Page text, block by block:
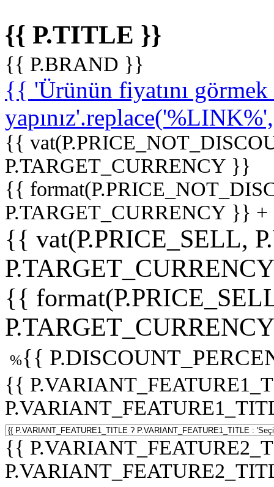
{{ P.TITLE }}
{{ P.BRAND }}
{{ 'Ürünün fiyatını
{{
P.TARGET_CURRENCY }}
{{
P.TARGET_CURRENCY }}
{{ vat(P.PRICE_SELL,
{{
%{{
{{
{{